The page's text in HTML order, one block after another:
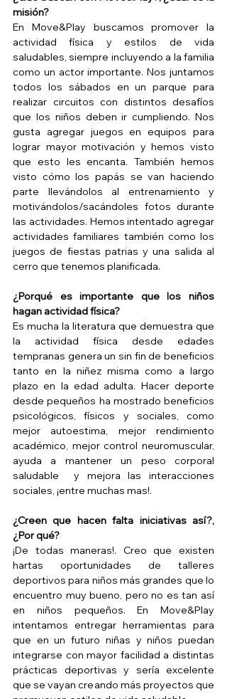
misión?
En Move&Play buscamos promover la
actividad física y estilos de vida
saludables, siempre incluyendo a la familia
como un actor importante. Nos juntamos
todos los sábados en un parque para
realizar circuitos con distintos desafíos
que los niños deben ir cumpliendo. Nos
gusta agregar juegos en equipos para
lograr mayor motivación y hemos visto
que esto les encanta. También hemos
visto cómo los papás se van haciendo
parte llevándolos al entrenamiento y
motivándolos/sacándoles fotos durante
las actividades. Hemos intentado agregar
actividades familiares también como los
juegos de fiestas patrias y una salida al
cerro que tenemos planificada.
¿Porqué es importante que los niños
hagan actividad física?
Es mucha la literatura que demuestra que
la actividad física desde edades
tempranas genera un sin fin de beneficios
tanto en la niñez misma como a largo
plazo en la edad adulta. Hacer deporte
desde pequeños ha mostrado beneficios
psicológicos, físicos y sociales, como
mejor autoestima, mejor rendimiento
académico, mejor control neuromuscular,
ayuda a mantener un peso corporal
saludable  y mejora las interacciones
sociales, ¡entre muchas mas!.
¿Creen que hacen falta iniciativas así?,
¿Por qué?
¡De todas maneras!. Creo que existen
hartas oportunidades de talleres
deportivos para niños más grandes que lo
encuentro muy bueno, pero no es tan así
en niños pequeños. En Move&Play
intentamos entregar herramientas para
que en un futuro niñas y niños puedan
integrarse con mayor facilidad a distintas
prácticas deportivas y sería excelente
que se vayan creando más proyectos que